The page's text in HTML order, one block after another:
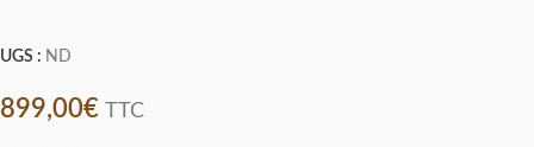
UGS : ND
899,00€ TTC